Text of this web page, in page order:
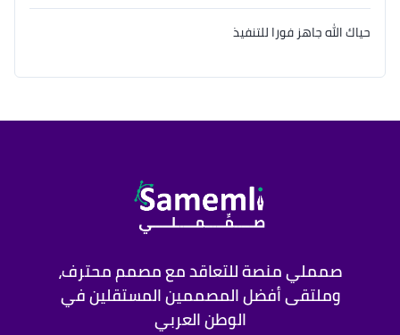
حياك الله جاهز فورا للتنفيذ
صمملي منصة للتعاقد مع مصمم محترف،
وملتقى أفضل المصممين المستقلين في
الوطن العربي